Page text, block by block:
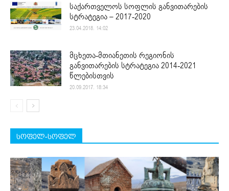
საქართველოს სოფლის განვითარების
სტრატეგია – 2017-2020
23.04.2018. 14:02
მცხეთა-მთიანეთის რეგიონის
განვითარების სტრატეგია 2014-2021
წლებისთვის
20.09.2017. 18:34
სოფელ-სოფელ